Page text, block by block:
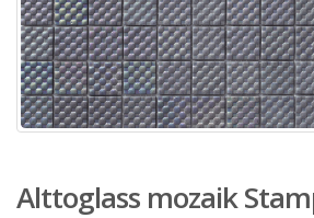
Alttoglass mozaik